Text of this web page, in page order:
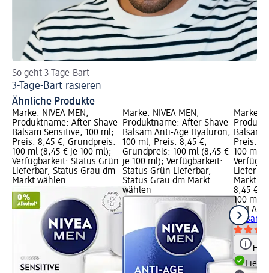
So geht 3-Tage-Bart
3-Tage-Bart rasieren
Ähnliche Produkte
Marke: NIVEA MEN;
Produktname: After Shave
Balsam Sensitive, 100 ml;
Preis: 8,45 €; Grundpreis:
100 ml (8,45 € je 100 ml);
Verfügbarkeit: Status Grün
Lieferbar, Status Grau dm
Markt wählen
Marke: NIVEA MEN;
Produktname: After Shave
Balsam Anti-Age Hyaluron,
100 ml; Preis: 8,45 €;
Grundpreis: 100 ml (8,45 €
je 100 ml); Verfügbarkeit:
Status Grün Lieferbar,
Status Grau dm Markt
wählen
Marke:
Balsam
Preis:
100 ml
Markt
8,45 €
100 ml
NIVEA
Balsam